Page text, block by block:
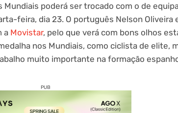
poderá ser trocado com o de
feira, dia 23. O português Nelson Oliveira
a Movistar, pelo que verá com bons olhos
nos Mundiais, como ciclista de elite,
muito importante na formação
PUB